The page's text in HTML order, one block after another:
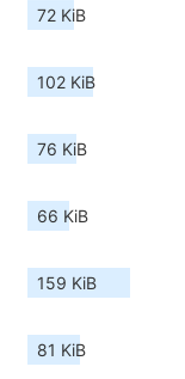
72 KiB
102 KiB
76 KiB
66 KiB
159 KiB
81 KiB